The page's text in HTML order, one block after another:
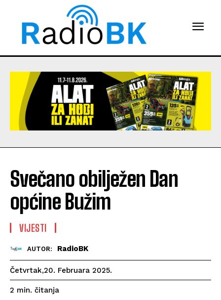
Svečano obilježen Dan
općine Bužim
VIJESTI
AUTOR: RadioBK
Četvrtak,20. Februara 2025.
2 min. čitanja